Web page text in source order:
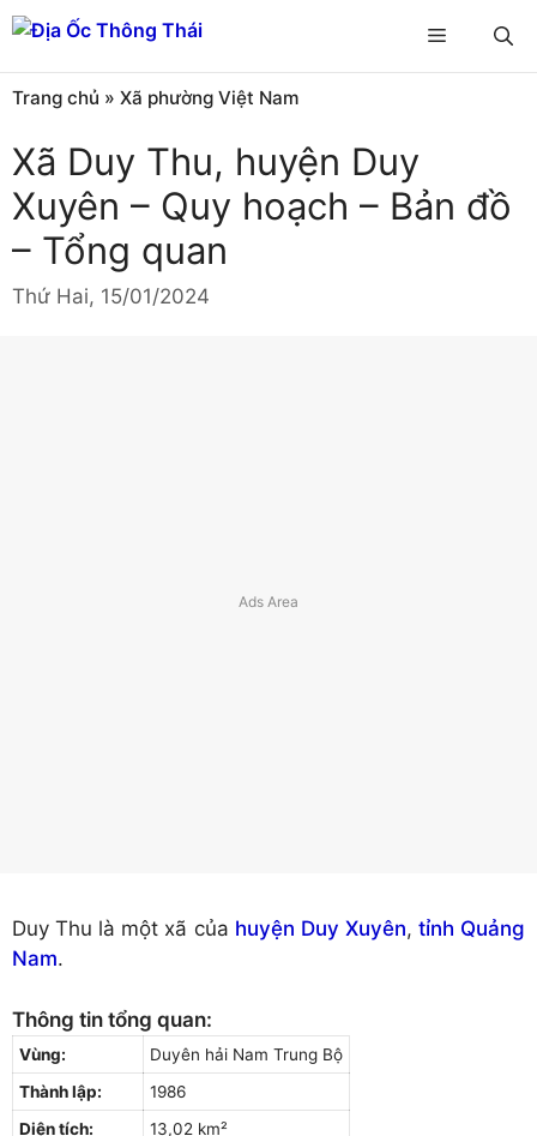
Chuyển
đến
nội
dung
Menu
Trang chủ » Xã phường Việt Nam
Xã Duy Thu, huyện Duy
Xuyên – Quy hoạch – Bản đồ
– Tổng quan
Thứ Hai, 15/01/2024
Duy Thu là một xã của huyện Duy Xuyên, tỉnh Quảng
Nam.
Thông tin tổng quan:
Vùng:
Duyên hải Nam Trung Bộ
Thành lập:
1986
Diện tích:
13,02 km²